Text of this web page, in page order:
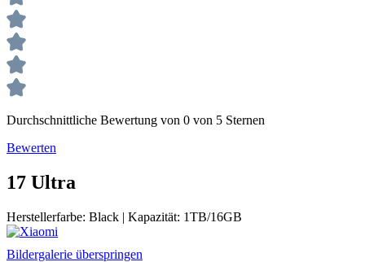
Durchschnittliche Bewertung von 0 von 5 Sternen
Bewerten
17 Ultra
Herstellerfarbe: Black | Kapazität: 1TB/16GB
Bildergalerie überspringen